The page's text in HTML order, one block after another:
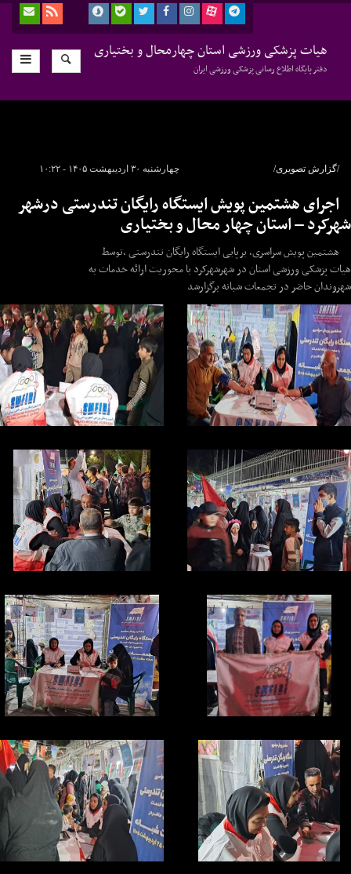
هیات پزشکی ورزشی استان چهارمحال و بختیاری
دفتر پایگاه اطلاع رسانی پزشکی ورزشی ایران
چهارشنبه ۳۰ اردیبهشت ۱۴۰۵ - ۱۰:۲۲ /گزارش تصویری/
اجرای هشتمین پویش ایستگاه رایگان تندرستی درشهر
شهرکرد – استان چهار محال و بختیاری
هشتمین پویش سراسری، برپایی ایستگاه رایگان تندرستی ،توسط
هیات پزشکی ورزشی استان در شهرشهرکرد با محوریت ارائه خدمات به
شهروندان حاضر در تجمعات شبانه برگزارشد